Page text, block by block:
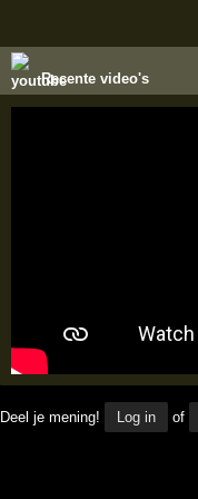
Recente video's
Deel je mening! Log in of